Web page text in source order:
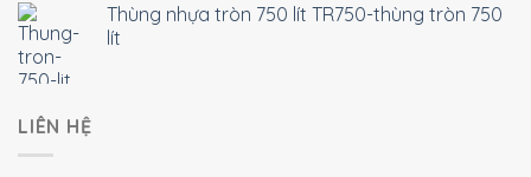
Thùng nhựa tròn 750 lít TR750-thùng tròn 750
lít
LIÊN HỆ